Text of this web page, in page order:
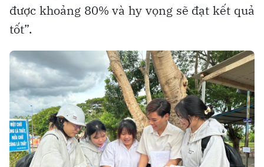
được khoảng 80% và hy vọng sẽ đạt kết quả
tốt”.